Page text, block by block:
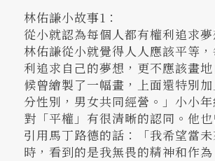
林佑謙小故事1：
從小就認為每個人都有權利追求夢
林佑謙從小就覺得人人應該平等
利追求自己的夢想，更不應該畫
候曾繪製了一幅畫，上面還特別
分性別，男女共同經營。」小小
對「平權」有很清晰的認同。他
引用馬丁路德的話：「我希望當
時，看到的是我無畏的精神和作為